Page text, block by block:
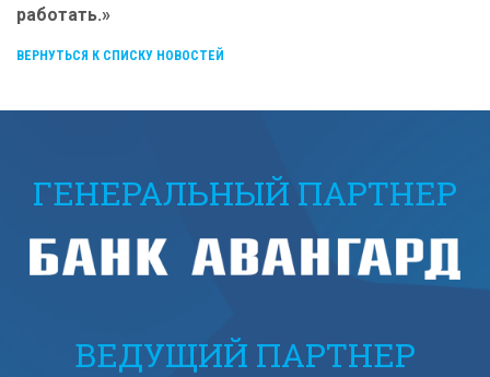
работать.»
ВЕРНУТЬСЯ К СПИСКУ НОВОСТЕЙ
ГЕНЕРАЛЬНЫЙ ПАРТНЕР
ВЕДУЩИЙ ПАРТНЕР